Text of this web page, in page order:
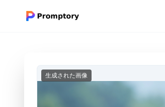
生成された画像